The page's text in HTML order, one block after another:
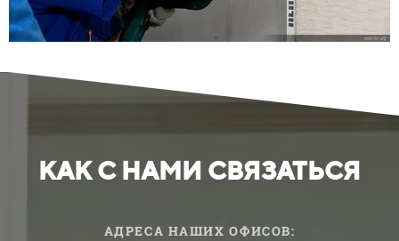
КАК С НАМИ СВЯЗАТЬСЯ
АДРЕСА НАШИХ ОФИСОВ: